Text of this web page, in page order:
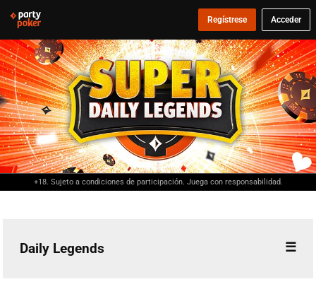
Regístrese Acceder
+18. Sujeto a condiciones de participación. Juega con responsabilidad.
Daily Legends